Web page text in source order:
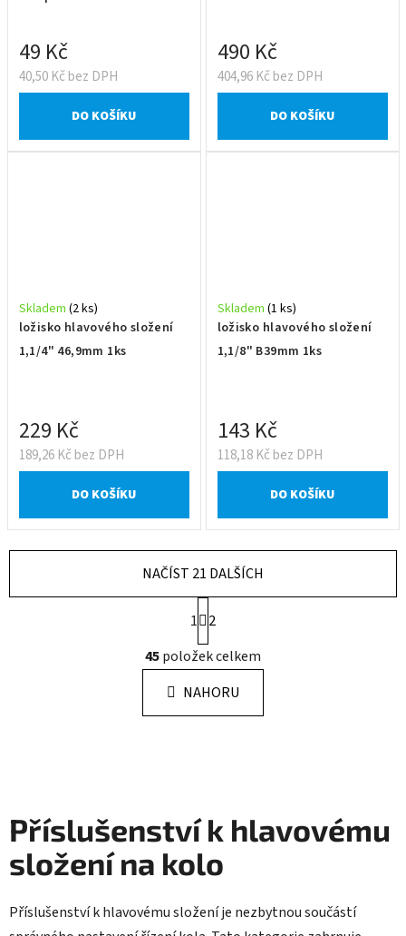
40,50 Kč bez DPH
49 Kč
DO KOŠÍKU
404,96 Kč bez DPH
490 Kč
DO KOŠÍKU
ložisko hlavového složení
1,1/4" 46,9mm 1ks
Skladem (2 ks)
189,26 Kč bez DPH
229 Kč
DO KOŠÍKU
ložisko hlavového složení
1,1/8" B39mm 1ks
Skladem (1 ks)
118,18 Kč bez DPH
143 Kč
DO KOŠÍKU
O
v
l
á
d
r
v
k
y
ý
NAČÍST 21 DALŠÍCH
S
t
r
á
n
k
1
2
45položek celkem
NAHORU
Příslušenství k hlavovému
složení na kolo
Příslušenství k hlavovému složení je nezbytnou součástí